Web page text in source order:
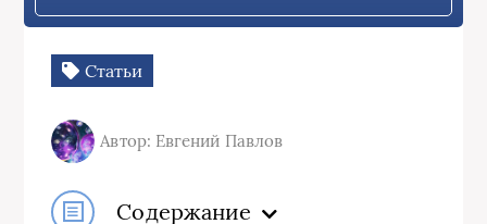
Статьи
Автор: Евгений Павлов
Содержание